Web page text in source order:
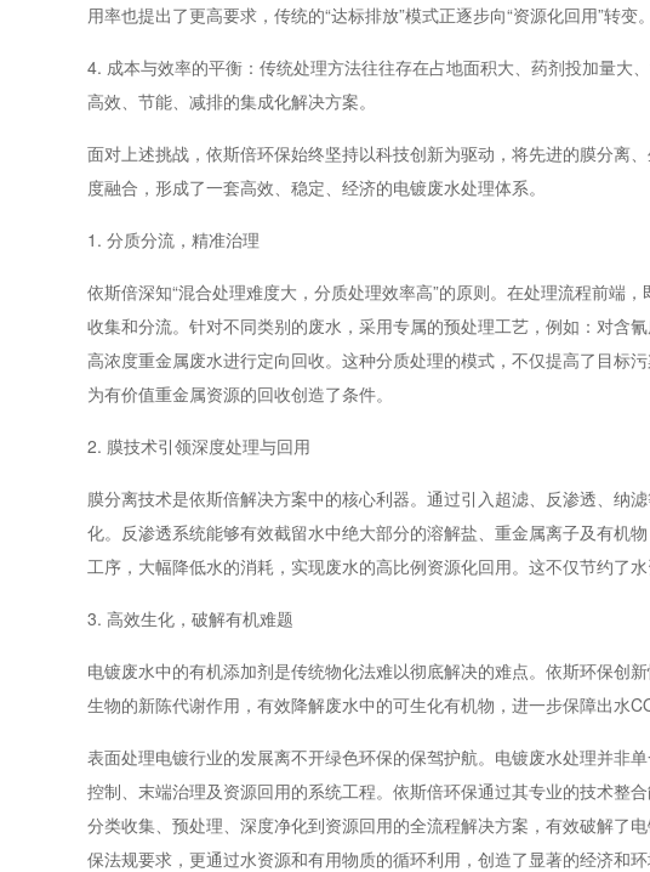
用率也提出了更高要求，传统的“达标排放”模式正逐步向“资源化回用”转变。
4. 成本与效率的平衡：传统处理方法往往存在占地面积大、药剂投加量大
高效、节能、减排的集成化解决方案。
面对上述挑战，依斯倍环保始终坚持以科技创新为驱动，将先进的膜分离
度融合，形成了一套高效、稳定、经济的电镀废水处理体系。
1. 分质分流，精准治理
依斯倍深知“混合处理难度大，分质处理效率高”的原则。在处理流程前端
收集和分流。针对不同类别的废水，采用专属的预处理工艺，例如：对含
高浓度重金属废水进行定向回收。这种分质处理的模式，不仅提高了目标
为有价值重金属资源的回收创造了条件。
2. 膜技术引领深度处理与回用
膜分离技术是依斯倍解决方案中的核心利器。通过引入超滤、反渗透、纳
化。反渗透系统能够有效截留水中绝大部分的溶解盐、重金属离子及有机
工序，大幅降低水的消耗，实现废水的高比例资源化回用。这不仅节约了
3. 高效生化，破解有机难题
电镀废水中的有机添加剂是传统物化法难以彻底解决的难点。依斯环保创
生物的新陈代谢作用，有效降解废水中的可生化有机物，进一步保障出水
表面处理电镀行业的发展离不开绿色环保的保驾护航。电镀废水处理并非
控制、末端治理及资源回用的系统工程。依斯倍环保通过其专业的技术整
分类收集、预处理、深度净化到资源回用的全流程解决方案，有效破解了
保法规要求，更通过水资源和有用物质的循环利用，创造了显著的经济和